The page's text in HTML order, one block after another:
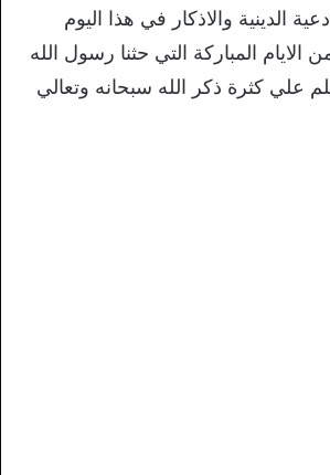
الدينية والاذكار في هذا اليوم
المباركة التي حثنا رسول الله
علي كثرة ذكر الله سبحانه وتعالي